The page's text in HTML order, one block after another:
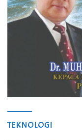
TEKNOLOGI